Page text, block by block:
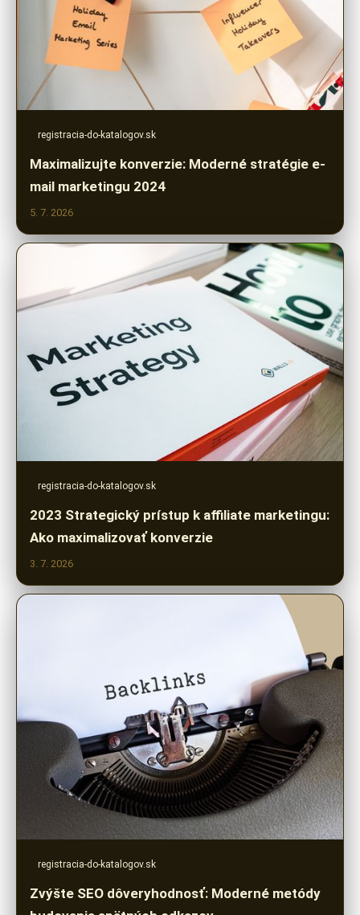
registracia-do-katalogov.sk
Maximalizujte konverzie: Moderné stratégie e-
mail marketingu 2024
5. 7. 2026
registracia-do-katalogov.sk
2023 Strategický prístup k affiliate marketingu:
Ako maximalizovať konverzie
3. 7. 2026
registracia-do-katalogov.sk
Zvýšte SEO dôveryhodnosť: Moderné metódy